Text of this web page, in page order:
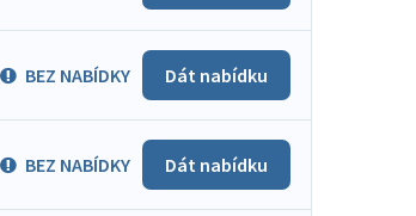
BEZ NABÍDKY Dát nabídku
BEZ NABÍDKY Dát nabídku